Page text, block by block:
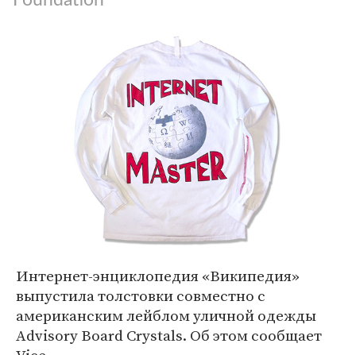
Интернет-энциклопедия «Википедия»
выпустила толстовки совместно с
американским лейблом уличной одежды
Advisory Board Crystals. Об этом сообщает